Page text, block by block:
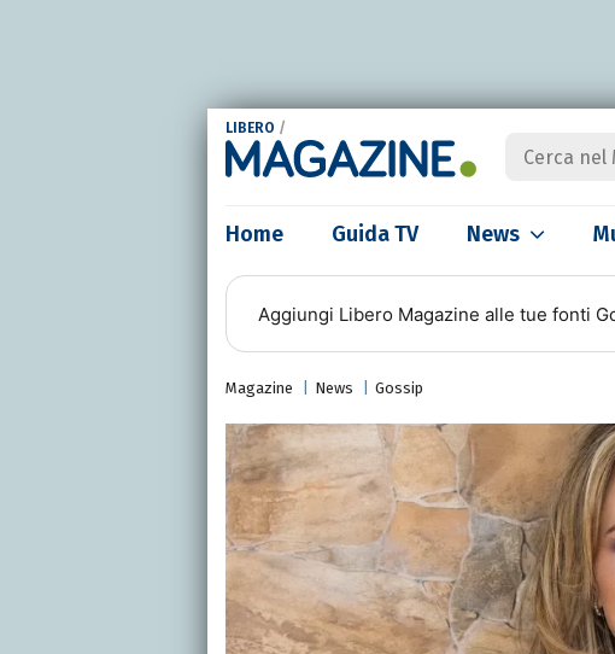
LIBERO /
Home Guida TV News
Aggiungi Libero Magazine alle tue fonti
Magazine News Gossip